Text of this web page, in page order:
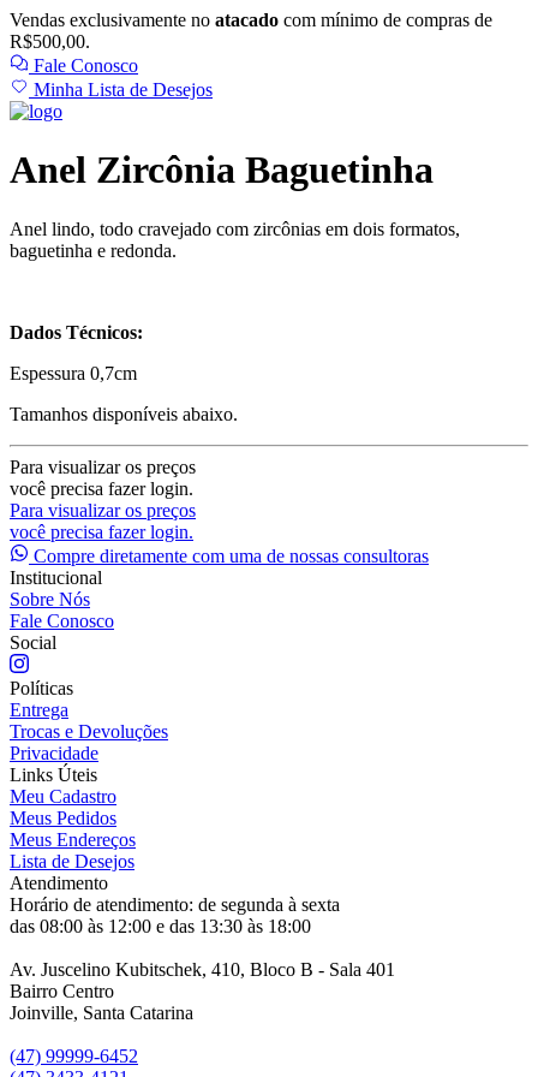
Vendas exclusivamente no atacado com mínimo de compras de
R$500,00.
Fale Conosco
Minha Lista de Desejos
Anel Zircônia Baguetinha
Anel lindo, todo cravejado com zircônias em dois formatos,
baguetinha e redonda.
Dados Técnicos:
Espessura 0,7cm
Tamanhos disponíveis abaixo.
Para visualizar os preços
você precisa fazer login.
Para visualizar os preços
você precisa fazer login.
Compre diretamente com uma de nossas consultoras
Institucional
Sobre Nós
Fale Conosco
Social
Políticas
Entrega
Trocas e Devoluções
Privacidade
Links Úteis
Meu Cadastro
Meus Pedidos
Meus Endereços
Lista de Desejos
Atendimento
Horário de atendimento: de segunda à sexta
das 08:00 às 12:00 e das 13:30 às 18:00
Av. Juscelino Kubitschek, 410, Bloco B - Sala 401
Bairro Centro
Joinville, Santa Catarina
(47) 99999-6452